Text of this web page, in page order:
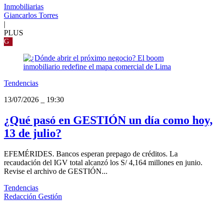
Inmobiliarias
Giancarlos Torres
|
PLUS
G
Tendencias
13/07/2026
19:30
¿Qué pasó en GESTIÓN un día como hoy,
13 de julio?
EFEMÉRIDES. Bancos esperan prepago de créditos. La
recaudación del IGV total alcanzó los S/ 4,164 millones en junio.
Revise el archivo de GESTIÓN...
Tendencias
Redacción Gestión